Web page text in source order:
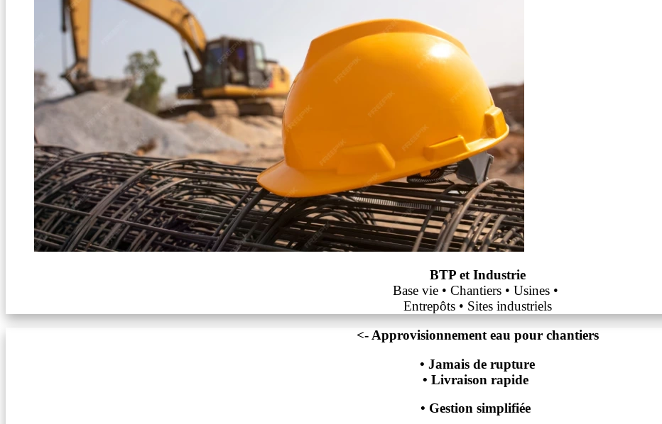
BTP et Industrie
Base vie • Chantiers • Usines •
Entrepôts • Sites industriels
<- Approvisionnement eau pour chantiers
• Jamais de rupture
• Livraison rapide
• Gestion simplifiée